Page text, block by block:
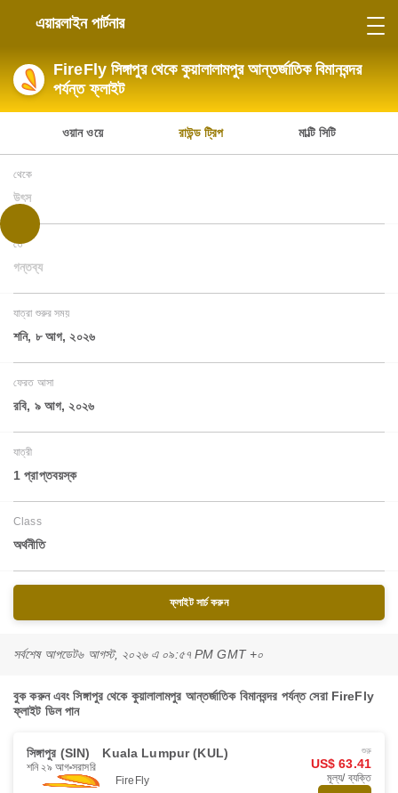
এয়ারলাইন পার্টনার
FireFly সিঙ্গাপুর থেকে কুয়ালালামপুর আন্তর্জাতিক বিমানবন্দর
পর্যন্ত ফ্লাইট
ওয়ান ওয়ে রাউন্ড ট্রিপ মাল্টি সিটি
থেকে
উৎস
তে
গন্তব্য
যাত্রা শুরুর সময়
শনি, ৮ আগ, ২০২৬
ফেরত আসা
রবি, ৯ আগ, ২০২৬
যাত্রী
1 প্রাপ্তবয়স্ক
Class
অর্থনীতি
ফ্লাইট সার্চ করুন
সর্বশেষ আপডেট৬ আগস্ট, ২০২৬ এ ০৯:৫৭ PM GMT +০
বুক করুন এবং সিঙ্গাপুর থেকে কুয়ালালামপুর আন্তর্জাতিক বিমানবন্দর পর্যন্ত সেরা FireFly
ফ্লাইট ডিল পান
সিঙ্গাপুর (SIN) Kuala Lumpur (KUL)
শনি ২৯ আগ সরাসরি
FireFly
শুরু
US$ 63.41
মূল্য/ ব্যক্তি